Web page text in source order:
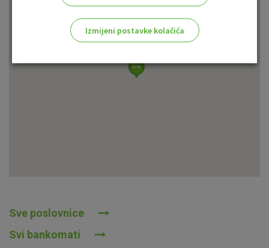
Sve poslovnice
Svi bankomati
Izmijeni postavke kolačića